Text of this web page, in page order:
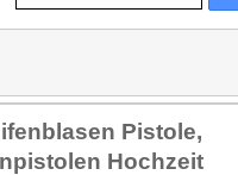
Pistole,
Hochzeit